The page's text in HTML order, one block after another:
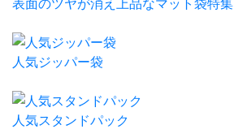
人気ジッパー袋
人気スタンドパック